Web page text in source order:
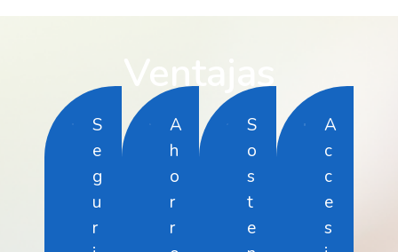
Ventajas
S
e
g
u
r
A
h
o
r
r
S
o
s
t
e
A
c
c
e
s